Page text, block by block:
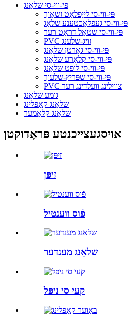
פּי-ווי-סי שלאַנג
פּי-ווי-סי לייַפלאַט זשאָוך
פּי-ווי-סי געפלאָכטענע שלאָג
פּי-ווי-סי שטאָל דראָט רער
PVC זויג-שלענג
פּי-ווי-סי גאָרטן שלאַנג
פּי-ווי-סי קלאָרע שלאַנג
פּי-ווי-סי לופט שלאַנג
פּי-ווי-סי שפּריץ-שלעוך
PVC צווילינג וועלדינג רער
גומע שלאַנג
שלאַנג קאַפּלינג
שלאַנג קלאַמער
אויסגעצייכנטע פּראָדוקטן
זיפּן
פֿוס ווענטיל
שלאַנג מענדער
קעי סי ניפּל